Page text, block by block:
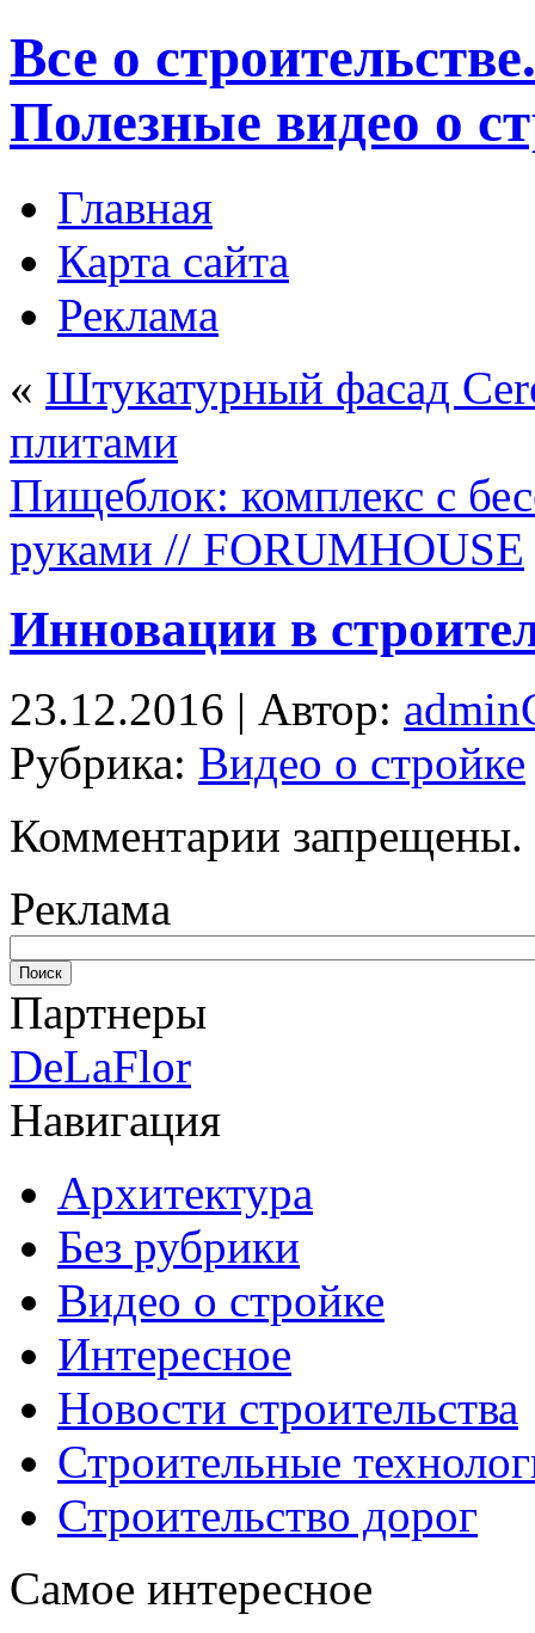
Все о
Полезные видео о
Главная
Карта сайта
Реклама
« Штукатурный фасад
плитами
Пищеблок: комплекс с
руками // FORUMHOUSE
Инновации в
23.12.2016 | Автор:
Рубрика: Видео о стройке
Комментарии запрещены.
Реклама
Партнеры
DeLaFlor
Навигация
Архитектура
Без рубрики
Видео о стройке
Интересное
Новости строительства
Строительные
Строительство дорог
Самое интересное